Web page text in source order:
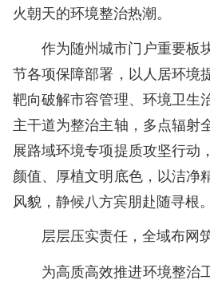
火朝天的环境整治热潮。
作为随州城市门户重要板
节各项保障部署，以人居环境
靶向破解市容管理、环境卫生
主干道为整治主轴，多点辐射
展路域环境专项提质攻坚行动
颜值、厚植文明底色，以洁净
风貌，静候八方宾朋赴随寻根
层层压实责任，全域布网
为高质高效推进环境整治